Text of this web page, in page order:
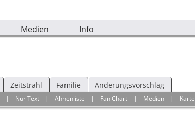
Medien Info
Zeitstrahl Familie Änderungsvorschlag
| Nur Text |Ahnenliste | Fan Chart | Medien | Karte